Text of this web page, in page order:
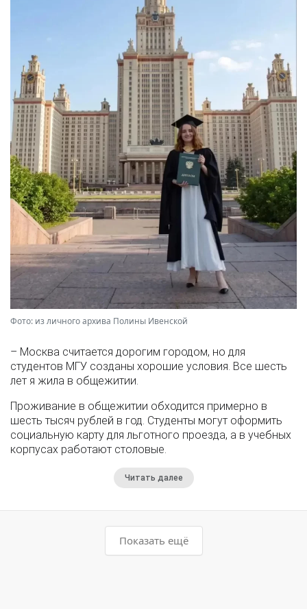
Фото: из личного архива Полины Ивенской
– Москва считается дорогим городом, но для
студентов МГУ созданы хорошие условия. Все шесть
лет я жила в общежитии.
Проживание в общежитии обходится примерно в
шесть тысяч рублей в год. Студенты могут оформить
социальную карту для льготного проезда, а в учебных
корпусах работают столовые.
Читать далее
Показать ещё